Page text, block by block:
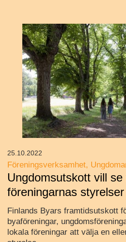
Föreningsverksamhet
Ungdomsutskott vill se
föreningarnas styrelser
Finlands Byars framtidsutskott
byaföreningar,
lokala föreningar att välja en
25.10.2022